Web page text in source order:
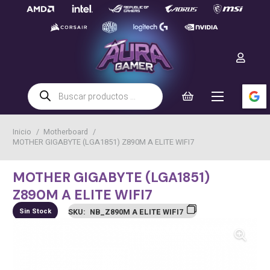
Búsqueda
de
productos
Inicio / Motherboard /
MOTHER GIGABYTE (LGA1851) Z890M A ELITE WIFI7
MOTHER GIGABYTE (LGA1851)
Z890M A ELITE WIFI7
Sin Stock SKU: NB_Z890M A ELITE WIFI7